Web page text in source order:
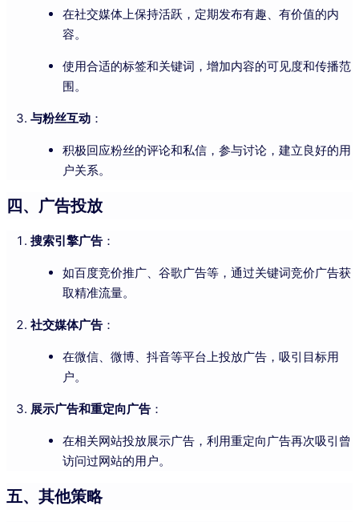
在社交媒体上保持活跃，定期发布有趣、有价值的内
容。
使用合适的标签和关键词，增加内容的可见度和传播范
围。
与粉丝互动 ：
积极回应粉丝的评论和私信，参与讨论，建立良好的用
户关系。
四、广告投放
搜索引擎广告 ：
如百度竞价推广、谷歌广告等，通过关键词竞价广告获
取精准流量。
社交媒体广告 ：
在微信、微博、抖音等平台上投放广告，吸引目标用
户。
展示广告和重定向广告 ：
在相关网站投放展示广告，利用重定向广告再次吸引曾
访问过网站的用户。
五、其他策略